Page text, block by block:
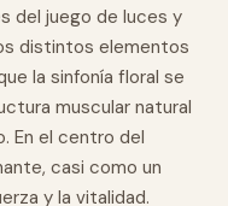
del juego de luces y
distintos elementos
la sinfonía floral se
muscular natural
En el centro del
casi como un
y la vitalidad.